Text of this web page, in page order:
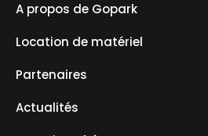
A propos de Gopark
Location de matériel
Partenaires
Actualités